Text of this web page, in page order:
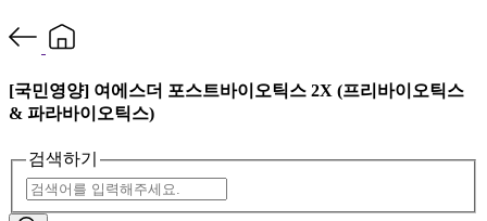
[국민영양] 여에스더 포스트바이오틱스 2X (프리바이오틱스
& 파라바이오틱스)
검색하기